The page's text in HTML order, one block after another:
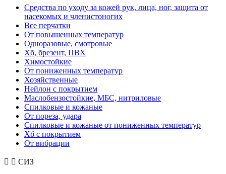
Средства по уходу за кожей рук, лица, ног, защита от
насекомых и членистоногих
Все перчатки
От повышенных температур
Одноразовые, смотровые
Хб, брезент, ПВХ
Химостойкие
От пониженных температур
Хозяйственные
Нейлон с покрытием
Маслобензостойкие, МБС, нитриловые
Спилковые и кожаные
От пореза, удара
Спилковые и кожаные от пониженных температур
Хб с покрытием
От вибрации
СИЗ